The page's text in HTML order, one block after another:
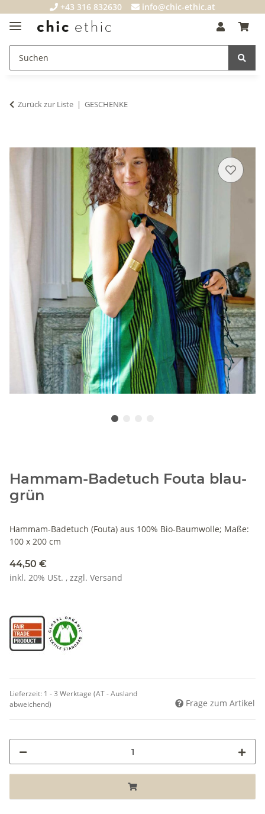
+43 316 832630 info@chic-ethic.at
Zurück zur Liste GESCHENKE
Hammam-Badetuch Fouta blau-
grün
Hammam-Badetuch (Fouta) aus 100% Bio-Baumwolle; Maße:
100 x 200 cm
44,50 €
inkl. 20% USt. , zzgl. Versand
Lieferzeit: 1 - 3 Werktage (AT - Ausland
abweichend)
Frage zum Artikel